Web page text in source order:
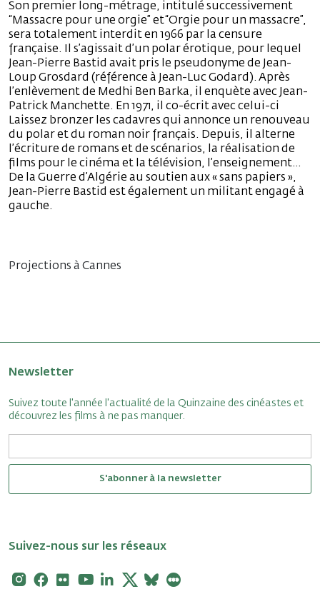
Son premier long-métrage, intitulé successivement
“Massacre pour une orgie” et “Orgie pour un massacre”,
sera totalement interdit en 1966 par la censure
française. Il s’agissait d’un polar érotique, pour lequel
Jean-Pierre Bastid avait pris le pseudonyme de Jean-
Loup Grosdard (référence à Jean-Luc Godard). Après
l’enlèvement de Medhi Ben Barka, il enquète avec Jean-
Patrick Manchette. En 1971, il co-écrit avec celui-ci
Laissez bronzer les cadavres qui annonce un renouveau
du polar et du roman noir français. Depuis, il alterne
l’écriture de romans et de scénarios, la réalisation de
films pour le cinéma et la télévision, l’enseignement…
De la Guerre d’Algérie au soutien aux « sans papiers »,
Jean-Pierre Bastid est également un militant engagé à
gauche.
Projections à Cannes
Newsletter
Suivez toute l'année l'actualité de la Quinzaine des cinéastes et
découvrez les films à ne pas manquer.
S'abonner à la newsletter
Suivez-nous sur les réseaux
Instagram
Facebook
FlickrYoutubeLinkedin
X Bluesky